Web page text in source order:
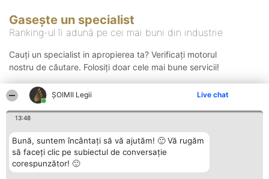
ȘOIMII Legii Live chat
13:48
Bună, suntem încântați să vă ajutăm! 🙂 Vă rugăm
să faceți clic pe subiectul de conversație
corespunzător! 🙂
Gasește un specialist
Ranking-ul îi adună pe cei mai buni din industrie
Cauți un specialist in apropierea ta? Verificați motorul
nostru de căutare. Folosiți doar cele mai bune servicii!